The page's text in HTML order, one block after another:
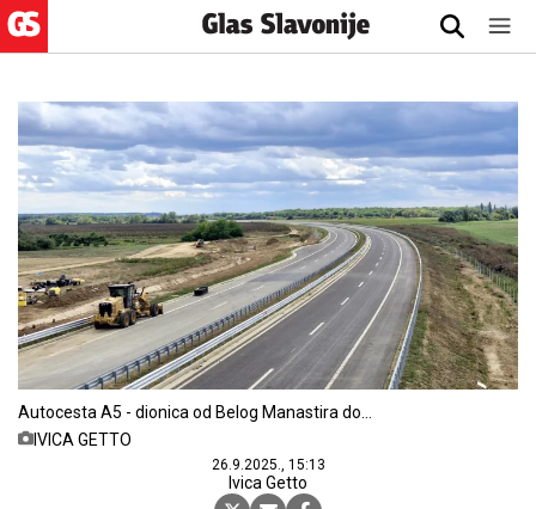
Autocesta A5 - dionica od Belog Manastira do
Mađarske
IVICA GETTO
26.9.2025., 15:13
Ivica Getto